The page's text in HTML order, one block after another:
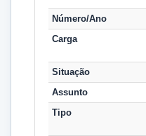
Número/Ano
Carga
Situação
Assunto
Tipo